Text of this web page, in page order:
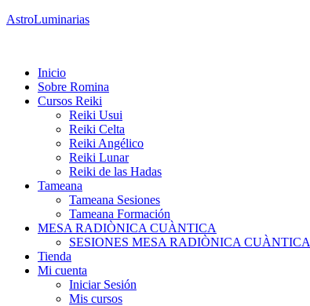
AstroLuminarias
Menú
Inicio
Sobre Romina
Cursos Reiki
Reiki Usui
Reiki Celta
Reiki Angélico
Reiki Lunar
Reiki de las Hadas
Tameana
Tameana Sesiones
Tameana Formación
MESA RADIÒNICA CUÀNTICA
SESIONES MESA RADIÒNICA CUÀNTICA
Tienda
Mi cuenta
Iniciar Sesión
Mis cursos